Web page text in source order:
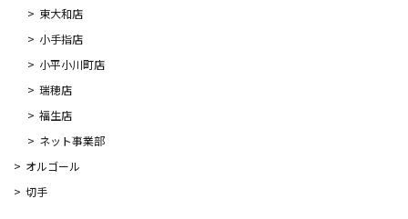
東大和店
小手指店
小平小川町店
瑞穂店
福生店
ネット事業部
オルゴール
切手